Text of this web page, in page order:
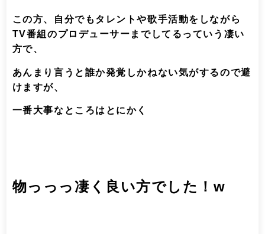
この方、自分でもタレントや歌手活動をしながら
TV番組のプロデューサーまでしてるっていう凄い
方で、
あんまり言うと誰か発覚しかねない気がするので避
けますが、
一番大事なところはとにかく
物っっっ凄く良い方でした！w